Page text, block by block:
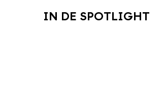
IN DE SPOTLIGHT